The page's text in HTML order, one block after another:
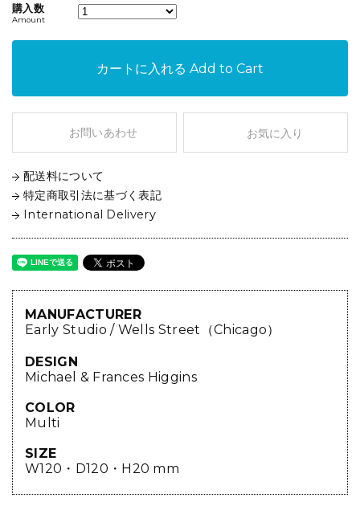
購入数
Amount
カートに入れる Add to Cart
お問いあわせ お気に入り
配送料について
特定商取引法に基づく表記
International Delivery
MANUFACTURER
Early Studio / Wells Street（Chicago）
DESIGN
Michael & Frances Higgins
COLOR
Multi
SIZE
W120・D120・H20 mm